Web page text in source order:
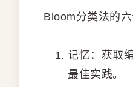
Bloom分类法的
记忆：获取
最佳实践。